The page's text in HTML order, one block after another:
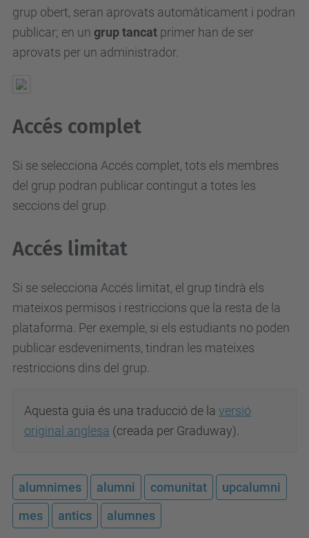
grup obert, seran aprovats automàticament i podran
publicar; en un grup tancat primer han de ser
aprovats per un administrador.
Accés complet
Si se selecciona Accés complet, tots els membres
del grup podran publicar contingut a totes les
seccions del grup.
Accés limitat
Si se selecciona Accés limitat, el grup tindrà els
mateixos permisos i restriccions que la resta de la
plataforma. Per exemple, si els estudiants no poden
publicar esdeveniments, tindran les mateixes
restriccions dins del grup.
Aquesta guia és una traducció de la versió
original anglesa (creada per Graduway).
alumnimes alumni comunitat
upcalumni
mes
antics alumnes